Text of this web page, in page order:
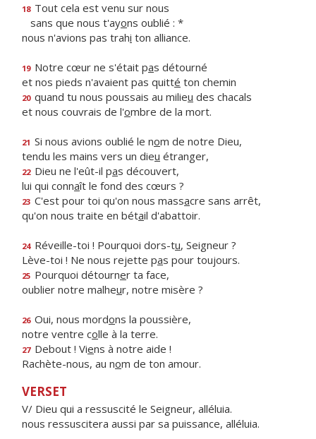
18 Tout cela est venu sur nous
sans que nous t'ayons oublié : *
nous n'avions pas trahi ton alliance.
19 Notre cœur ne s'était pas détourné
et nos pieds n'avaient pas quitté ton chemin
20 quand tu nous poussais au milieu des chacals
et nous couvrais de l'ombre de la mort.
21 Si nous avions oublié le nom de notre Dieu,
tendu les mains vers un dieu étranger,
22 Dieu ne l'eût-il pas découvert,
lui qui connaît le fond des cœurs ?
23 C'est pour toi qu'on nous massacre sans arrêt,
qu'on nous traite en bétail d'abattoir.
24 Réveille-toi ! Pourquoi dors-tu, Seigneur ?
Lève-toi ! Ne nous rejette pas pour toujours.
25 Pourquoi détourner ta face,
oublier notre malheur, notre misère ?
26 Oui, nous mordons la poussière,
notre ventre colle à la terre.
27 Debout ! Viens à notre aide !
Rachète-nous, au nom de ton amour.
VERSET
V/ Dieu qui a ressuscité le Seigneur, alléluia.
nous ressuscitera aussi par sa puissance, alléluia.